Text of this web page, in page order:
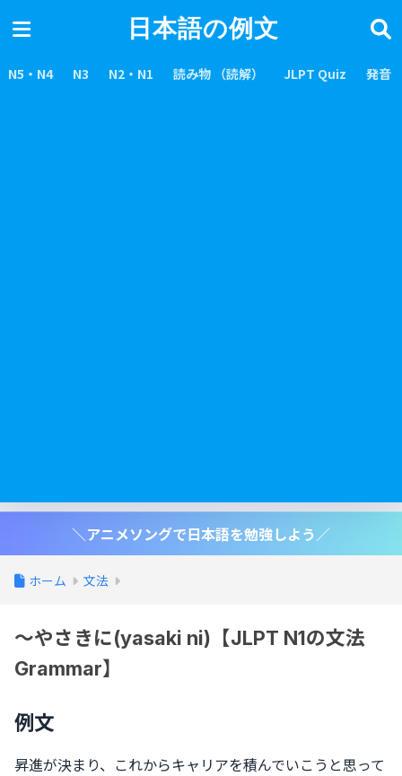
日本語の例文
N5・N4 N3 N2・N1 読み物 （読解） JLPT Quiz 発音
＼アニメソングで日本語を勉強しよう／
ホーム 文法
〜やさきに(yasaki ni)【JLPT N1の文法
Grammar】
例文
昇進が決まり、これからキャリアを積んでいこうと思って